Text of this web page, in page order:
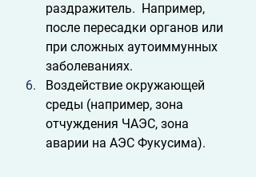
раздражитель.  Например,
после пересадки органов или
при сложных аутоиммунных
заболеваниях.
Воздействие окружающей
среды (например, зона
отчуждения ЧАЭС, зона
аварии на АЭС Фукусима).